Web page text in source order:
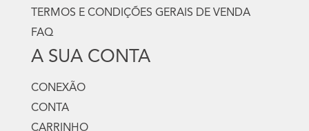
TERMOS E CONDIÇÕES GERAIS DE VENDA
FAQ
A SUA CONTA
CONEXÃO
CONTA
CARRINHO